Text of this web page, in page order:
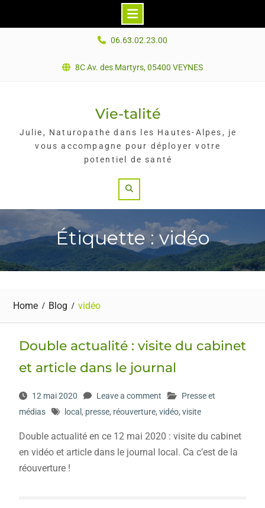
06.63.02.23.00
8C Av. des Martyrs, 05400 VEYNES
Vie-talité
Julie, Naturopathe dans les Hautes-Alpes, je
vous accompagne pour déployer votre
potentiel de santé
Étiquette : vidéo
Home Blog vidéo
Double actualité : visite du cabinet
et article dans le journal
12 mai 2020 Leave a comment
Presse et
médias
local , presse, réouverture, vidéo, visite
Double actualité en ce 12 mai 2020 : visite du cabinet
en vidéo et article dans le journal local. Ca c’est de la
réouverture !